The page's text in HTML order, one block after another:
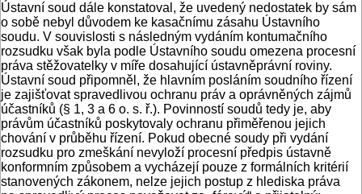
Ústavní soud dále konstatoval, že uvedený nedostatek by sám
o sobě nebyl důvodem ke kasačnímu zásahu Ústavního
soudu. V souvislosti s následným vydáním kontumačního
rozsudku však byla podle Ústavního soudu omezena procesní
práva stěžovatelky v míře dosahující ústavněprávní roviny.
Ústavní soud připomněl, že hlavním posláním soudního řízení
je zajišťovat spravedlivou ochranu práv a oprávněných zájmů
účastníků (§ 1, 3 a 6 o. s. ř.). Povinností soudů tedy je, aby
právům účastníků poskytovaly ochranu přiměřenou jejich
chování v průběhu řízení. Pokud obecné soudy při vydání
rozsudku pro zmeškání nevyloží procesní předpis ústavně
konformním způsobem a vycházejí pouze z formálních kritérií
stanovených zákonem, nelze jejich postup z hlediska práva